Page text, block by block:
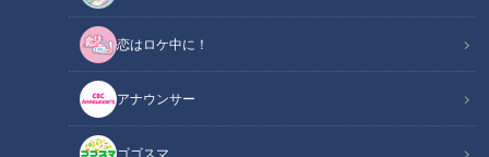
恋はロケ中に！
アナウンサー
ゴゴスマ